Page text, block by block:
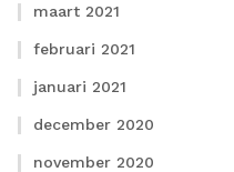
maart 2021
februari 2021
januari 2021
december 2020
november 2020